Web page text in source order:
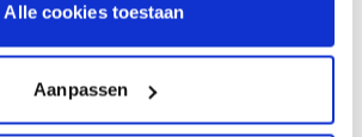
Alle cookies toestaan
Aanpassen
een technologische check-up